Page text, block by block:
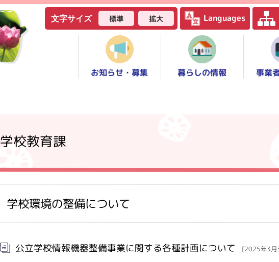
文字サイズ 標準 拡大 Languages
お知らせ・募集 暮らしの情報 事業
学校教育課
学校環境の整備について
公立学校情報機器整備事業に関する各種計画について [2025年3月